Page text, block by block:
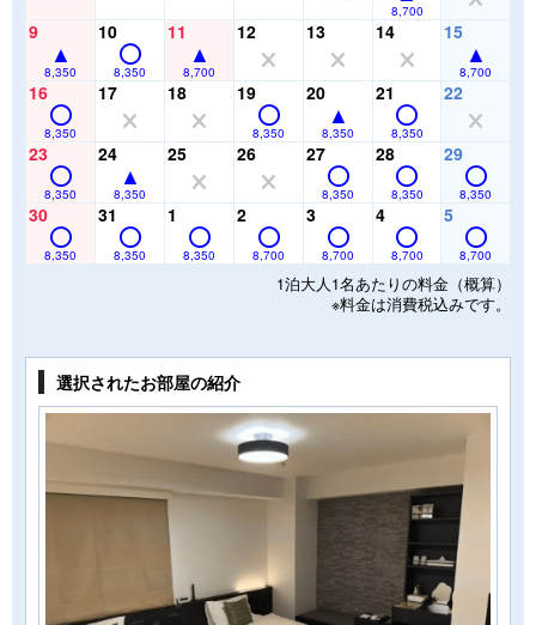
8,700
9
8,350
10
8,350
11
8,700
12 13 14 15
8,700
16
8,350
17 18 19
8,350
20
8,350
21
8,350
22
23
8,350
24
8,350
25 26 27
8,350
28
8,350
29
8,350
30
8,350
31
8,350
1
8,350
2
8,700
3
8,700
4
8,700
5
8,700
1泊大人1名あたりの料金（概算）
※料金は消費税込みです。
選択されたお部屋の紹介